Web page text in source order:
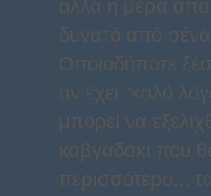
αλλά η μέρα
δυνατό από
Οποιοδήποτε
αν έχει “καλό
μπορεί να
καβγαδάκι που
περισσότερο...